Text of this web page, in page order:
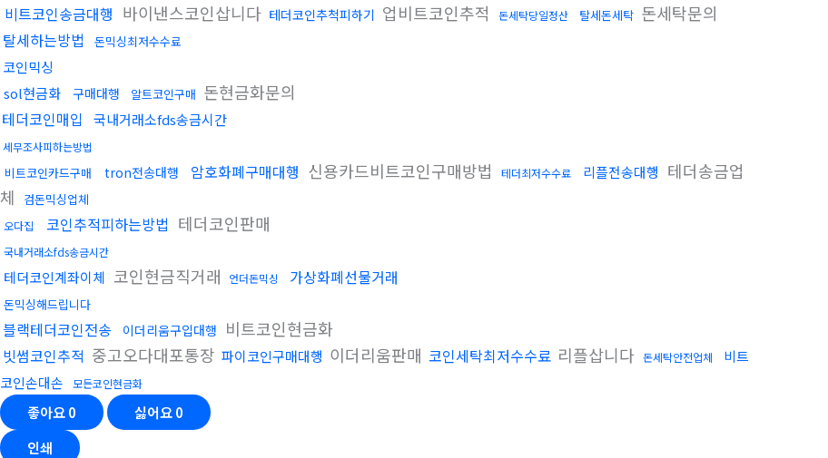
비트코인송금대행 바이낸스코인삽니다 테더코인추척피하기 업비트코인추적 돈세탁당일정산 탈세돈세탁 돈세탁문의
탈세하는방법 돈믹싱최저수수료
코인믹싱
sol현금화
구매대행 알트코인구매 돈현금화문의
테더코인매입 국내거래소fds송금시간
세무조사피하는방법
비트코인카드구매 tron전송대행 암호화폐구매대행 신용카드비트코인구매방법 테더최저수수료 리플전송대행 테더송금업
체
검돈믹싱업체
오다집 코인추적피하는방법 테더코인판매
국내거래소fds송금시간
테더코인계좌이체 코인현금직거래 언더돈믹싱 가상화폐선물거래
돈믹싱해드립니다
블랙테더코인전송 이더리움구입대행 비트코인현금화
빗썸코인추적 중고오다대포통장 파이코인구매대행 이더리움판매 코인세탁최저수수료 리플삽니다 돈세탁안전업체
비트
코인손대손
모든코인현금화
좋아요0 싫어요0
인쇄